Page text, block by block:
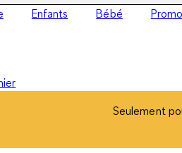
Enfants Bébé Promo
Seulement